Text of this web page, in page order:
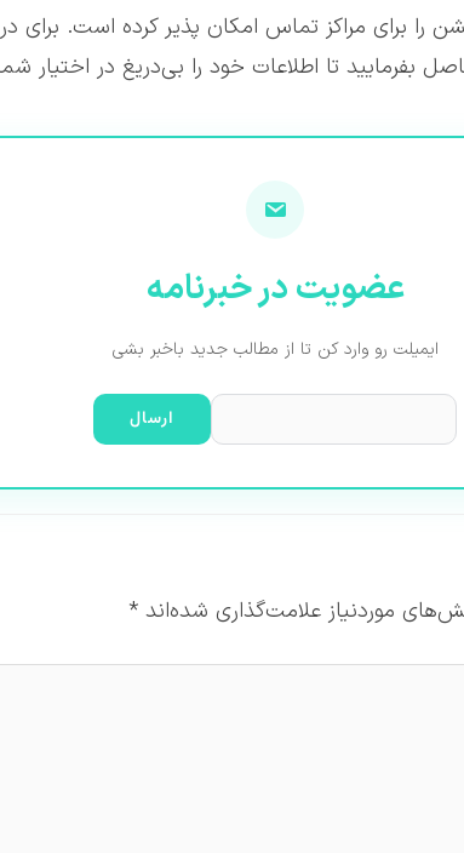
را برای مراکز تماس امکان پذیر کرده است. برای
عضویت در خبرنامه
ایمیلت رو وارد کن تا از مطالب جدید باخبر بشی
موردنیاز علامت‌گذاری شده‌اند *